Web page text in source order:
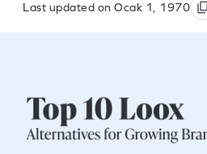
Last updated on Ocak 1, 1970